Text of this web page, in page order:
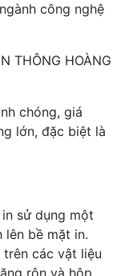
công nghệ
chóng, giá
lớn, đặc biệt là
sử dụng một
lên bề mặt in.
các vật liệu
rôn và hộp